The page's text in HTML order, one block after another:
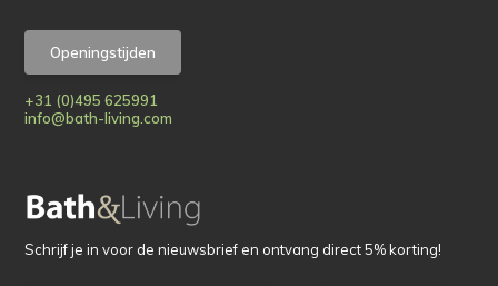
Openingstijden
+31 (0)495 625991
info@bath-living.com
Schrijf je in voor de nieuwsbrief en ontvang direct 5% korting!